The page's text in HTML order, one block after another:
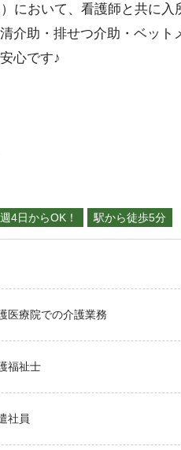
において、看護師と共に
介助・排せつ介助・ベット
心です♪
週4日からOK！ 駅から徒歩5分
医療院での介護業務
福祉士
社員